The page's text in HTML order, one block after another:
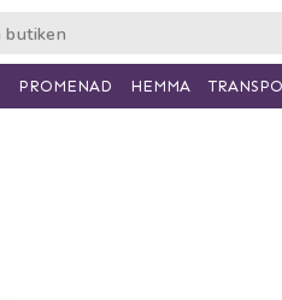
PROMENAD HEMMA